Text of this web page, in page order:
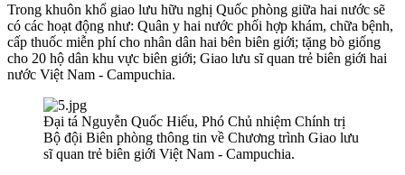
Trong khuôn khổ giao lưu hữu nghị Quốc phòng giữa hai nước sẽ
có các hoạt động như: Quân y hai nước phối hợp khám, chữa bệnh,
cấp thuốc miễn phí cho nhân dân hai bên biên giới; tặng bò giống
cho 20 hộ dân khu vực biên giới; Giao lưu sĩ quan trẻ biên giới hai
nước Việt Nam - Campuchia.
Đại tá Nguyễn Quốc Hiếu, Phó Chủ nhiệm Chính trị
Bộ đội Biên phòng thông tin về Chương trình Giao lưu
sĩ quan trẻ biên giới Việt Nam - Campuchia.